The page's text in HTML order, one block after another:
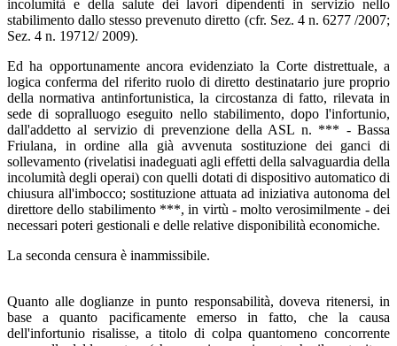
incolumità e della salute dei lavori dipendenti in servizio nello
stabilimento dallo stesso prevenuto diretto (cfr. Sez. 4 n. 6277 /2007;
Sez. 4 n. 19712/ 2009).
Ed ha opportunamente ancora evidenziato la Corte distrettuale, a
logica conferma del riferito ruolo di diretto destinatario jure proprio
della normativa antinfortunistica, la circostanza di fatto, rilevata in
sede di sopralluogo eseguito nello stabilimento, dopo l'infortunio,
dall'addetto al servizio di prevenzione della ASL n. *** - Bassa
Friulana, in ordine alla già avvenuta sostituzione dei ganci di
sollevamento (rivelatisi inadeguati agli effetti della salvaguardia della
incolumità degli operai) con quelli dotati di dispositivo automatico di
chiusura all'imbocco; sostituzione attuata ad iniziativa autonoma del
direttore dello stabilimento ***, in virtù - molto verosimilmente - dei
necessari poteri gestionali e delle relative disponibilità economiche.
La seconda censura è inammissibile.
Quanto alle doglianze in punto responsabilità, doveva ritenersi, in
base a quanto pacificamente emerso in fatto, che la causa
dell'infortunio risalisse, a titolo di colpa quantomeno concorrente